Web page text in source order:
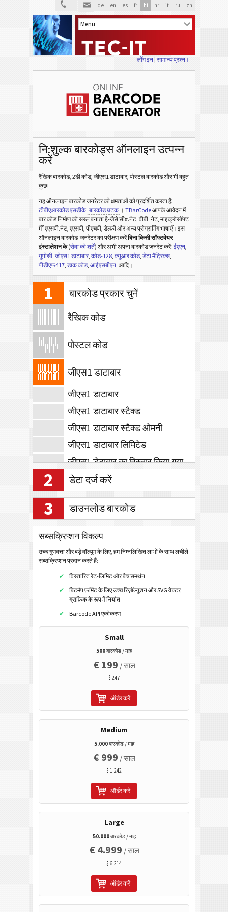
de en es fr hi hr it ru zh
लॉग इन|सामान्य प्रश्न।
नि:शुल्क बारकोड्स ऑनलाइन उत्पन्न
करें
रैखिक बारकोड, 2डी कोड, जीएस1 डाटाबार, पोस्टल बारकोड और भी बहुत
कुछ!
यह ऑनलाइन बारकोड जनरेटर की क्षमताओं को प्रदर्शित करता है
टीबीएआरकोड एसडीके बारकोड घटक ।TBarCodeआपके आवेदन में
बार कोड निर्माण को सरल बनाता है-जैसे सी#.नेट, वीबी .नेट, माइक्रोसॉफ्ट
में®एएसपी.नेट, एएसपी, पीएचपी, डेल्फ़ी और अन्य प्रोग्रामिंग भाषाएँ। इस
ऑनलाइन बारकोड-जनरेटर का परीक्षण करेंबिना किसी सॉफ्टवेयर
इंस्टालेशन के(सेवा की शर्तें) और अभी अपना बारकोड जनरेट करें: ईएएन,
यूपीसी, जीएस1 डाटाबार, कोड-128, क्यूआर कोड, डेटा मैट्रिक्स,
पीडीएफ417, डाक कोड, आईएसबीएन, आदि।
1 बारकोड प्रकार चुनें
रैखिक कोड
पोस्टल कोड
जीएस1 डाटाबार
जीएस1 डाटाबार
जीएस1 डाटाबार स्टैक्ड
जीएस1 डाटाबार स्टैक्ड ओमनी
जीएस1 डाटाबार लिमिटेड
जीएस1 डेटाबार का विस्तार किया गया
जीएस1 डेटाबार स्टैक्ड विस्तारित
जीएस1-128 समग्र सहजीवन
जीएस1 डाटाबार कम्पोजिट
जीएस1 डाटाबार स्टैक्ड समग्र
जीएस1 डाटाबार स्टैक्ड ओमनी समग्र
जीएस1 डाटाबार लिमिटेड समग्र
जीएस1 डाटाबार विस्तारित समग्र
जीएस1 डाटाबार विस्तारित स्टैक्ड समग्र
ईएएन / यूपीसी
जीएस1 2डी बारकोड
इलेक्ट्रॉनिक बैंकिंग/एसईपीए
मोबाइल टैगिंग
स्वास्थ्य सेवा
आईएसबीएन कोड
बिजनेस कार्ड
कैलेंडर कोड
वाई-फाई बारकोड
2 डेटा दर्ज करें
3 डाउनलोड बारकोड
सब्सक्रिप्शन विकल्प
उच्च गुणवत्ता और बड़े वॉल्यूम के लिए, हम निम्नलिखित लाभों के साथ लचीले
सब्सक्रिप्शन प्रदान करते हैं:
विस्तारित रेट-लिमिट और बैच समर्थन
बिटमैप फ़ॉर्मेट के लिए उच्च रिज़ॉल्यूशन और SVG वेक्टर
ग्राफ़िक के रूप में निर्यात
Barcode API एकीकरण
Small
500बारकोड / माह
€ 199 / साल
$ 247
ऑर्डर करें
Medium
5.000बारकोड / माह
€ 999 / साल
$ 1.242
ऑर्डर करें
Large
50.000बारकोड / माह
€ 4.999 / साल
$ 6.214
ऑर्डर करें